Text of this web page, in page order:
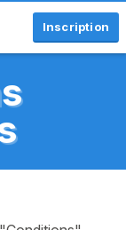
Inscription